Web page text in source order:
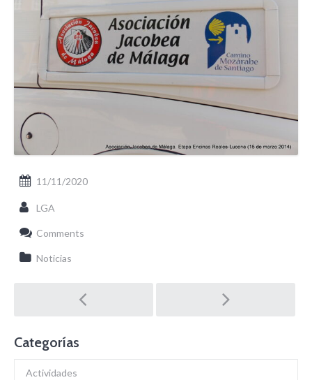
11/11/2020
LGA
Comments
Noticias
Post
navigation
Categorías
Actividades